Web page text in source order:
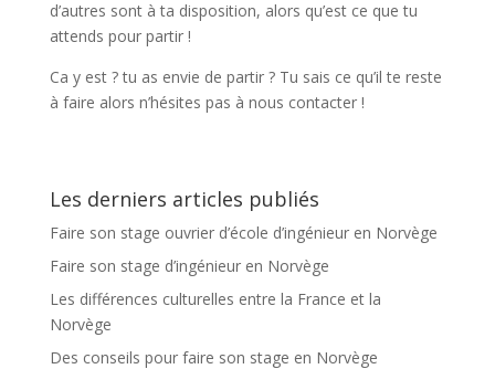
d’autres sont à ta disposition, alors qu’est ce que tu
attends pour partir !
Ca y est ? tu as envie de partir ? Tu sais ce qu’il te reste
à faire alors n’hésites pas à nous contacter !
Les derniers articles publiés
Faire son stage ouvrier d’école d’ingénieur en Norvège
Faire son stage d’ingénieur en Norvège
Les différences culturelles entre la France et la
Norvège
Des conseils pour faire son stage en Norvège